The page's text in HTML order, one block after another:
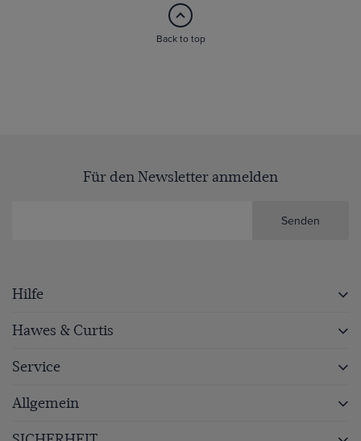
Back to top
Für den Newsletter anmelden
Senden
Hilfe
Hawes & Curtis
Service
Allgemein